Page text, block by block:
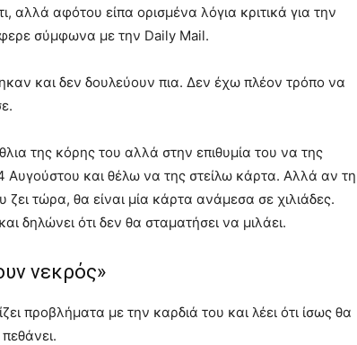
αλλά αφότου είπα ορισμένα λόγια κριτικά για την
σύμφωνα με την Daily Mail.
και δεν δουλεύουν πια. Δεν έχω πλέον τρόπο να
της κόρης του αλλά στην επιθυμία του να της
4 Αυγούστου και θέλω να της στείλω κάρτα. Αλλά αν τη
τώρα, θα είναι μία κάρτα ανάμεσα σε χιλιάδες.
δηλώνει ότι δεν θα σταματήσει να μιλάει.
νεκρός»
προβλήματα με την καρδιά του και λέει ότι ίσως θα